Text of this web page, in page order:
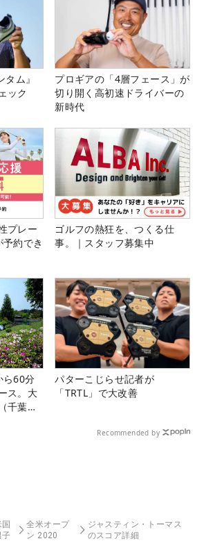
ム』
ック
プロギアの「4層フェース」が
切り開く高初速ドライバーの
新時代
プレー
約でき
ゴルフの熱狂を、つくる仕
事。｜スタッフ募集中
ら60分
ス。大
千葉
パターこじらせ記者が
「TRTL」で大改善
Recommended by
国
子
全米オープ
ン 2020
ジャスティン・トーマス
のスコア詳細